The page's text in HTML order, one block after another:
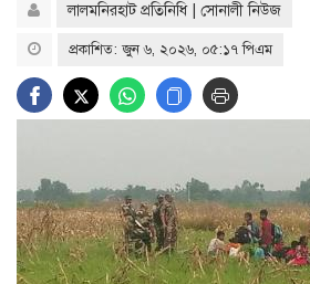
লালমনিরহাট প্রতিনিধি | সোনালী নিউজ
প্রকাশিত: জুন ৬, ২০২৬, ০৫:১৭ পিএম